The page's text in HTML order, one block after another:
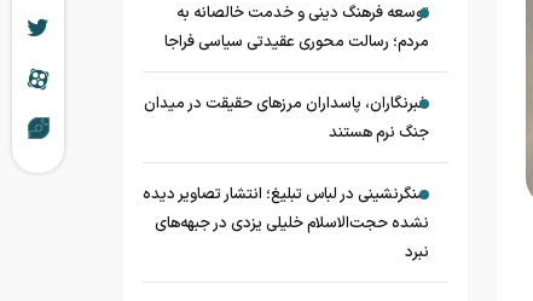
توسعه فرهنگ دینی و خدمت خالصانه به
مردم؛ رسالت محوری عقیدتی سیاسی فراجا
خبرنگاران، پاسداران مرزهای حقیقت در میدان
جنگ نرم هستند
سنگرنشینی در لباس تبلیغ؛ انتشار تصاویر دیده
نشده حجت‌الاسلام خلیلی یزدی در جبهه‌های
نبرد